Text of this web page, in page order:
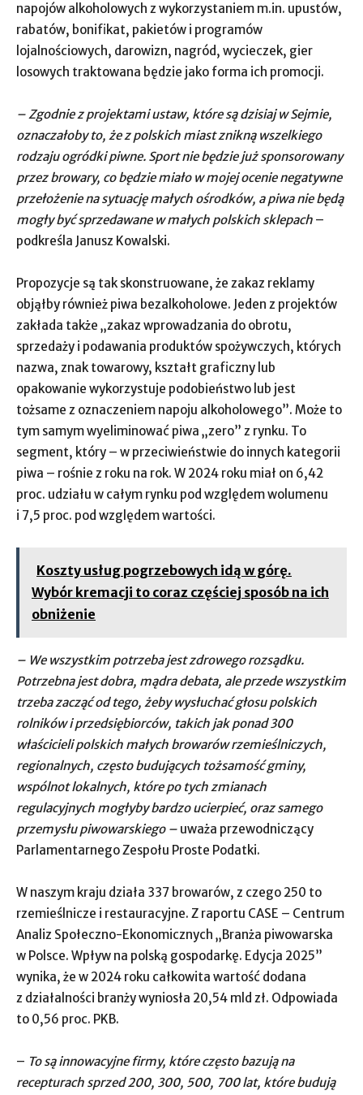
napojów alkoholowych z wykorzystaniem m.in. upustów,
rabatów, bonifikat, pakietów i programów
lojalnościowych, darowizn, nagród, wycieczek, gier
losowych traktowana będzie jako forma ich promocji.
– Zgodnie z projektami ustaw, które są dzisiaj w Sejmie,
oznaczałoby to, że z polskich miast znikną wszelkiego
rodzaju ogródki piwne. Sport nie będzie już sponsorowany
przez browary, co będzie miało w mojej ocenie negatywne
przełożenie na sytuację małych ośrodków, a piwa nie będą
mogły być sprzedawane w małych polskich sklepach –
podkreśla Janusz Kowalski.
Propozycje są tak skonstruowane, że zakaz reklamy
objąłby również piwa bezalkoholowe. Jeden z projektów
zakłada także „zakaz wprowadzania do obrotu,
sprzedaży i podawania produktów spożywczych, których
nazwa, znak towarowy, kształt graficzny lub
opakowanie wykorzystuje podobieństwo lub jest
tożsame z oznaczeniem napoju alkoholowego”. Może to
tym samym wyeliminować piwa „zero” z rynku. To
segment, który – w przeciwieństwie do innych kategorii
piwa – rośnie z roku na rok. W 2024 roku miał on 6,42
proc. udziału w całym rynku pod względem wolumenu
i 7,5 proc. pod względem wartości.
Koszty usług pogrzebowych idą w górę.
Wybór kremacji to coraz częściej sposób na ich
obniżenie
– We wszystkim potrzeba jest zdrowego rozsądku.
Potrzebna jest dobra, mądra debata, ale przede wszystkim
trzeba zacząć od tego, żeby wysłuchać głosu polskich
rolników i przedsiębiorców, takich jak ponad 300
właścicieli polskich małych browarów rzemieślniczych,
regionalnych, często budujących tożsamość gminy,
wspólnot lokalnych, które po tych zmianach
regulacyjnych mogłyby bardzo ucierpieć, oraz samego
przemysłu piwowarskiego – uważa przewodniczący
Parlamentarnego Zespołu Proste Podatki.
W naszym kraju działa 337 browarów, z czego 250 to
rzemieślnicze i restauracyjne. Z raportu CASE – Centrum
Analiz Społeczno-Ekonomicznych „Branża piwowarska
w Polsce. Wpływ na polską gospodarkę. Edycja 2025”
wynika, że w 2024 roku całkowita wartość dodana
z działalności branży wyniosła 20,54 mld zł. Odpowiada
to 0,56 proc. PKB.
– To są innowacyjne firmy, które często bazują na
recepturach sprzed 200, 300, 500, 700 lat, które budują